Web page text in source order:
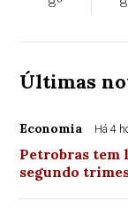
Últimas
Economia Há 4
Petrobras tem
segundo